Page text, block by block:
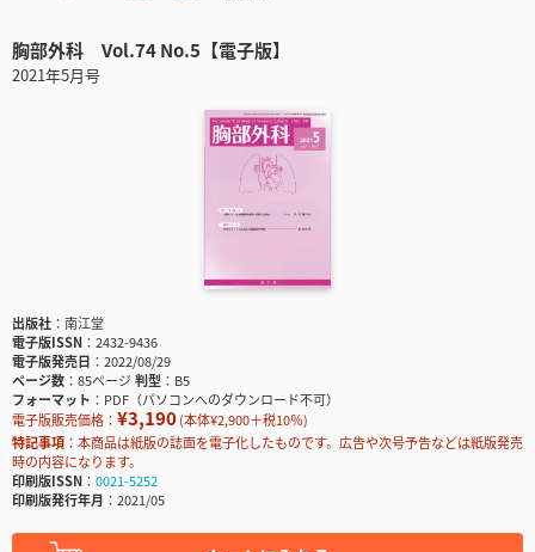
胸部外科 Vol.74 No.5【電子版】
2021年5月号
出版社
南江堂
電子版ISSN
2432-9436
電子版発売日
2022/08/29
ページ数
85ページ判型
B5
フォーマット
PDF（パソコンへのダウンロード不可）
電子版販売価格： ¥3,190(本体¥2,900＋税10％)
特記事項
本商品は紙版の誌面を電子化したものです。広告や次号予告などは紙版発売
時の内容になります。
印刷版ISSN
0021-5252
印刷版発行年月
2021/05